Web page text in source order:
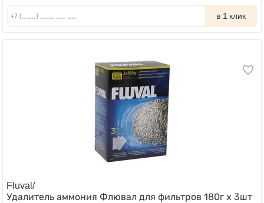
в 1 клик
Fluval/
Удалитель аммония Флювал для фильтров 180г х 3шт